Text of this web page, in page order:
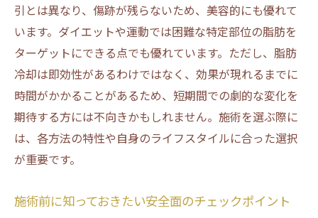
施術中に注意すべきポイント
施術後に行うべき安全確認
脂肪冷却施術中の適切な対応方法
安全な脂肪冷却を可能にする設備と技術
脂肪冷却施術の安全性向上のために
脂肪冷却のアフターケアが安全性に与える影響
アフターケアの重要性とは？
アフターケアで施術効果を最大化する方法
引とは異なり、傷跡が残らないため、美容的にも優れて
います。ダイエットや運動では困難な特定部位の脂肪を
ターゲットにできる点でも優れています。ただし、脂肪
冷却は即効性があるわけではなく、効果が現れるまでに
時間がかかることがあるため、短期間での劇的な変化を
期待する方には不向きかもしれません。施術を選ぶ際に
は、各方法の特性や自身のライフスタイルに合った選択
が重要です。
施術前に知っておきたい安全面のチェックポイント